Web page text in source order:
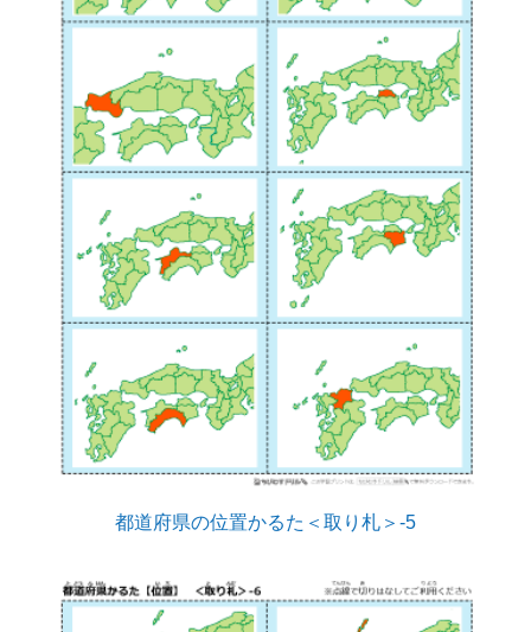
都道府県の位置かるた＜取り札＞-5